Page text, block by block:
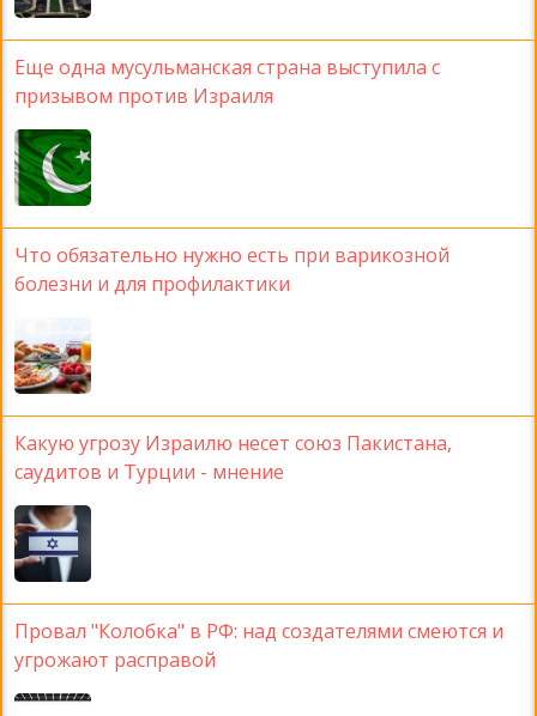
Еще одна мусульманская страна выступила с
призывом против Израиля
Что обязательно нужно есть при варикозной
болезни и для профилактики
Какую угрозу Израилю несет союз Пакистана,
саудитов и Турции - мнение
Провал "Колобка" в РФ: над создателями смеются и
угрожают расправой